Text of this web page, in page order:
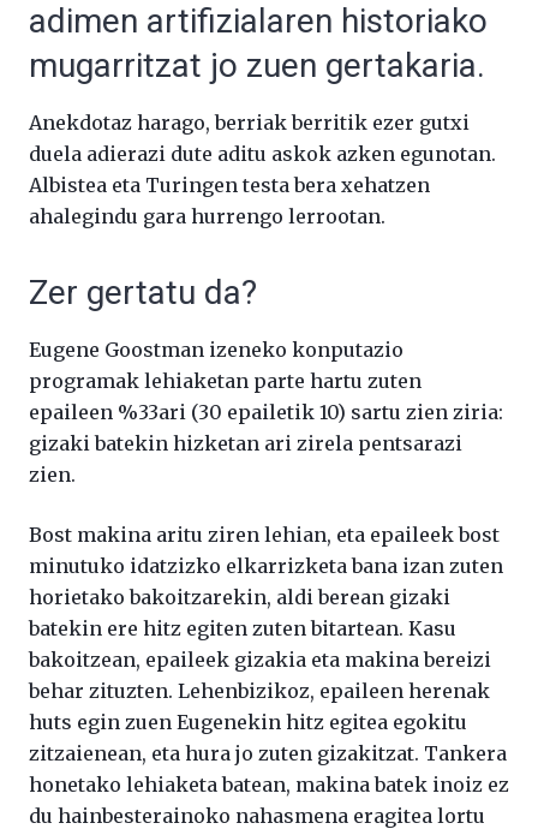
adimen artifizialaren historiako
mugarritzat jo zuen gertakaria.
Anekdotaz harago, berriak berritik ezer gutxi
duela adierazi dute aditu askok azken egunotan.
Albistea eta Turingen testa bera xehatzen
ahalegindu gara hurrengo lerrootan.
Zer gertatu da?
Eugene Goostman izeneko konputazio
programak lehiaketan parte hartu zuten
epaileen %33ari (30 epailetik 10) sartu zien ziria:
gizaki batekin hizketan ari zirela pentsarazi
zien.
Bost makina aritu ziren lehian, eta epaileek bost
minutuko idatzizko elkarrizketa bana izan zuten
horietako bakoitzarekin, aldi berean gizaki
batekin ere hitz egiten zuten bitartean. Kasu
bakoitzean, epaileek gizakia eta makina bereizi
behar zituzten. Lehenbizikoz, epaileen herenak
huts egin zuen Eugenekin hitz egitea egokitu
zitzaienean, eta hura jo zuten gizakitzat. Tankera
honetako lehiaketa batean, makina batek inoiz ez
du hainbesterainoko nahasmena eragitea lortu